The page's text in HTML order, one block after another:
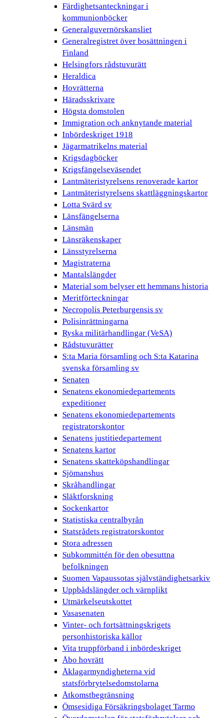
Färdighetsanteckningar i
kommunionböcker
Generalguvernörskansliet
Generalregistret över bosättningen i
Finland
Helsingfors rådstuvurätt
Heraldica
Hovrätterna
Häradsskrivare
Högsta domstolen
Immigration och anknytande material
Inbördeskriget 1918
Jägarmatrikelns material
Krigsdagböcker
Krigsfängelseväsendet
Lantmäteristyrelsens renoverade kartor
Lantmäteristyrelsens skattläggningskartor
Lotta Svärd sv
Länsfängelserna
Länsmän
Länsräkenskaper
Länsstyrelserna
Magistraterna
Mantalslängder
Material som belyser ett hemmans historia
Meritförteckningar
Necropolis Peterburgensis sv
Polisinrättningarna
Ryska militärhandlingar (VeSA)
Rådstuvurätter
S:ta Maria församling och S:ta Katarina
svenska församling sv
Senaten
Senatens ekonomiedepartements
expeditioner
Senatens ekonomiedepartements
registratorskontor
Senatens justitiedepartement
Senatens kartor
Senatens skatteköpshandlingar
Sjömanshus
Skråhandlingar
Släktforskning
Sockenkartor
Statistiska centralbyrån
Statsrådets registratorskontor
Stora adressen
Subkommittén för den obesuttna
befolkningen
Suomen Vapaussotas självständighetsarkiv
Uppbådslängder och värnplikt
Utmärkelseutskottet
Vasasenaten
Vinter- och fortsättningskrigets
personhistoriska källor
Vita truppförband i inbördeskriget
Åbo hovrätt
Åklagarmyndigheterna vid
statsförbrytelsedomstolarna
Åtkomstbegränsning
Ömsesidiga Försäkringsbolaget Tarmo